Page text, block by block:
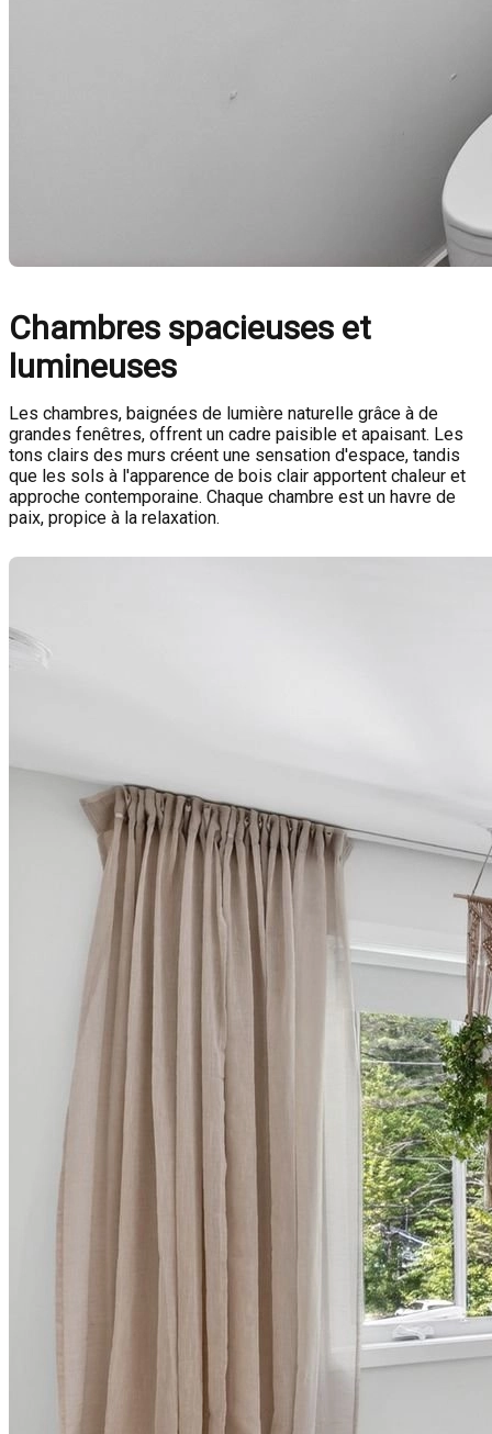
Chambres spacieuses et
lumineuses
Les chambres, baignées de lumière naturelle grâce à de
grandes fenêtres, offrent un cadre paisible et apaisant. Les
tons clairs des murs créent une sensation d'espace, tandis
que les sols à l'apparence de bois clair apportent chaleur et
approche contemporaine. Chaque chambre est un havre de
paix, propice à la relaxation.